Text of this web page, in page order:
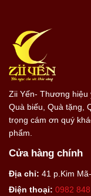
Zii Yến- Thương hiệu
Quà biếu, Quà tặng,
trọng cám ơn quý
phẩm.
Cửa hàng chính
Địa chỉ: 41 p.Kim
Điện thoại: 0982 848